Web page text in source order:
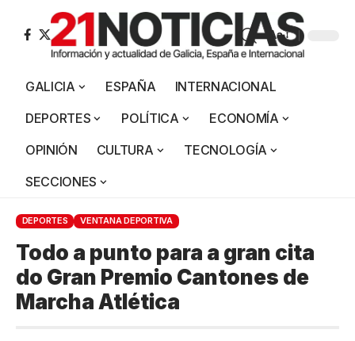
Aa
GALICIA ESPAÑA
INTERNACIONAL
DEPORTES
POLÍTICA
ECONOMÍA
OPINIÓN
CULTURA
TECNOLOGÍA
SECCIONES
DEPORTES VENTANA DEPORTIVA
Todo a punto para a gran cita
do Gran Premio Cantones de
Marcha Atlética